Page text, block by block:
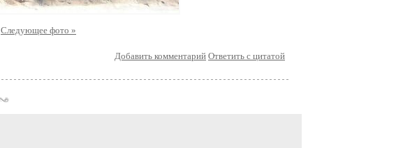
Следующее фото »
Добавить комментарий Ответить с цитатой